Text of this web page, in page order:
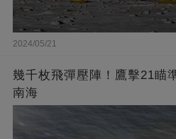
2024/05/21
幾千枚飛彈壓陣！鷹擊21瞄
南海